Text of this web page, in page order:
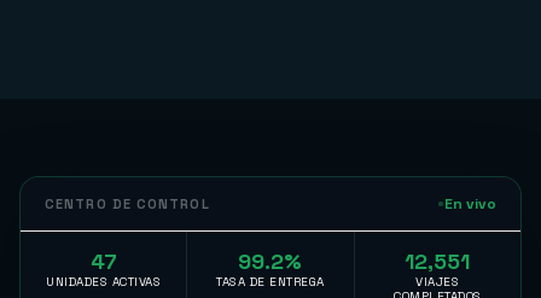
CENTRO DE CONTROL En vivo
47
UNIDADES ACTIVAS
99.2%
TASA DE ENTREGA
12,551
VIAJES